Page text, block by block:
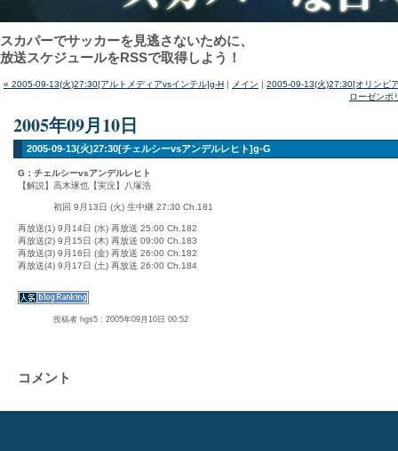
スカパーでサッカーを見逃さないために、
放送スケジュールをRSSで取得しよう！
« 2005-09-13(火)27:30[アルトメディアvsインテル]g-H | メイン | 2005-09-13(火)27:30[オリンピ
ローゼンボ
2005年09月10日
2005-09-13(火)27:30[チェルシーvsアンデルレヒト]g-G
G：チェルシーvsアンデルレヒト
【解説】高木琢也【実況】八塚浩
初回 9月13日 (火) 生中継 27:30 Ch.181
再放送(1) 9月14日 (水) 再放送 25:00 Ch.182
再放送(2) 9月15日 (木) 再放送 09:00 Ch.183
再放送(3) 9月16日 (金) 再放送 26:00 Ch.182
再放送(4) 9月17日 (土) 再放送 26:00 Ch.184
投稿者 hgs5 : 2005年09月10日 00:52
コメント